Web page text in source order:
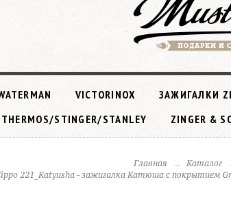
VICTORINOX ЗАЖИГАЛКИ
THERMOS/STINGER/STANLEY ZINGER &
Главная Каталог
221_Katyusha - зажигалка Катюша с покрытием